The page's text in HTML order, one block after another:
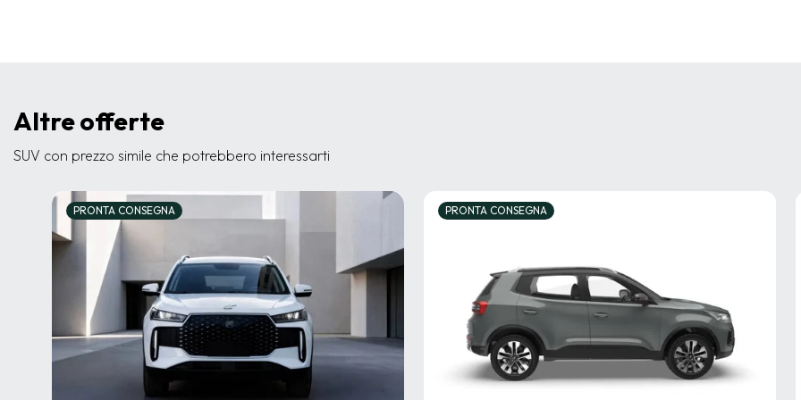
Altre offerte
SUV con prezzo simile che potrebbero interessarti
PRONTA CONSEGNA PRONTA CONSEGNA